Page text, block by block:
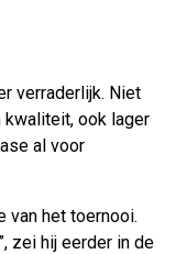
verraderlijk. Niet
ook lager
al voor
van het toernooi.
zei hij eerder in de